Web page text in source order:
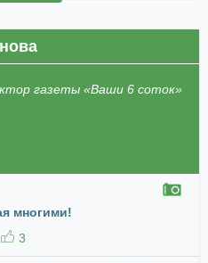
газеты «Ваши 6 соток»
многими!
3